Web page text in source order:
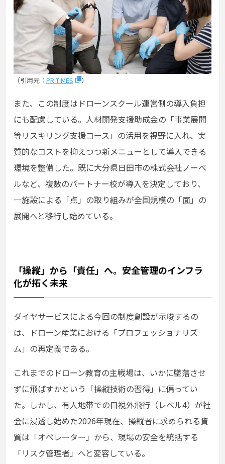
（引用元： PR TIMES ）
また、この制度はドローンスクール運営側の導入負担
にも配慮している。人材開発支援助成金の「事業展開
等リスキリング支援コース」の活用を視野に入れ、実
質的なコストを抑えつつ新メニューとして導入できる
環境を整備した。既に大分県日田市の株式会社ノーベ
ルなど、複数のパートナー校が導入を決定しており、
一施設による「点」の取り組みが全国規模の「面」の
展開へと移行し始めている。
「操縦」から「責任」へ。安全管理のインフラ
化が拓く未来
ダイヤサービスによる今回の制度創設が示唆するの
は、ドローン産業における「プロフェッショナリズ
ム」の再定義である。
これまでのドローン教育の主戦場は、いかに墜落させ
ずに飛ばすかという「操縦技術の習得」に偏ってい
た。しかし、有人地帯での目視外飛行（レベル4）が社
会に浸透し始めた2026年現在、操縦者に求められる資
質は「オペレーター」から、現場の安全を統括する
「リスク管理者」へと変容している。